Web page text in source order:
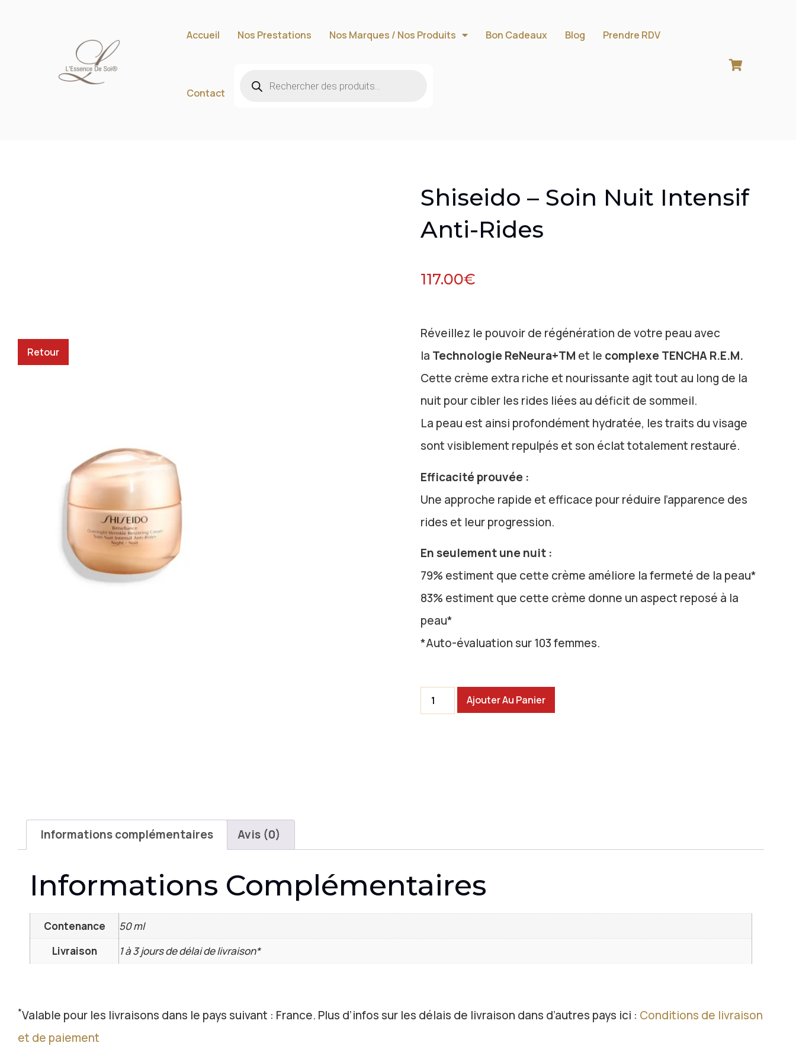
Accueil Nos Prestations Nos Marques / Nos Produits Bon Cadeaux Blog Prendre RDV
Contact
Retour
Shiseido – Soin Nuit Intensif
Anti-Rides
117.00€
Réveillez le pouvoir de régénération de votre peau avec
la Technologie ReNeura+TM et le complexe TENCHA R.E.M.
Cette crème extra riche et nourissante agit tout au long de la
nuit pour cibler les rides liées au déficit de sommeil.
La peau est ainsi profondément hydratée, les traits du visage
sont visiblement repulpés et son éclat totalement restauré.
Efficacité prouvée :
Une approche rapide et efficace pour réduire l’apparence des
rides et leur progression.
En seulement une nuit :
79% estiment que cette crème améliore la fermeté de la peau*
83% estiment que cette crème donne un aspect reposé à la
peau*
*Auto-évaluation sur 103 femmes.
Ajouter Au Panier
Informations complémentaires Avis (0)
Informations Complémentaires
Contenance
50 ml
Livraison
1 à 3 jours de délai de livraison*
*Valable pour les livraisons dans le pays suivant : France. Plus d’infos sur les délais de livraison dans d’autres pays ici : Conditions de livraison
et de paiement